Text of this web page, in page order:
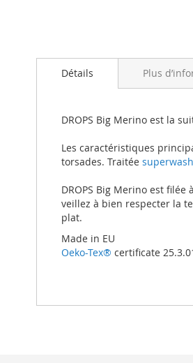
Détails
DROPS Big Merino est la
Les caractéristiques
torsades. Traitée superwash
DROPS Big Merino est
veillez à bien respecter la
plat.
Made in EU
Oeko-Tex® certificate
Plus